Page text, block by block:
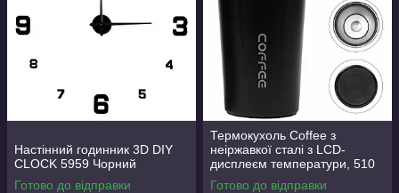
Настінний годинник 3D DIY
CLOCK 5959 Чорний
Готово до відправки
Термокухоль Coffee з
неіржавкої сталі з LCD-
дисплеєм температури, 510
мл Чорний
Готово до відправки